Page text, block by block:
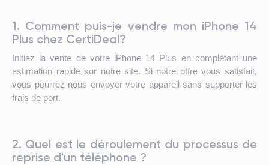
1. Comment puis-je vendre mon iPhone 14
Plus chez CertiDeal?
Initiez la vente de votre iPhone 14 Plus en complétant une
estimation rapide sur notre site. Si notre offre vous satisfait,
vous pourrez nous envoyer votre appareil sans supporter les
frais de port.
2. Quel est le déroulement du processus de
reprise d'un téléphone ?